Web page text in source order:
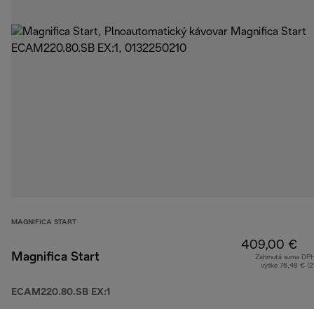
MAGNIFICA START
Magnifica Start
ECAM220.80.SB EX:1
409,00 €
Zahrnutá suma
výške 76,48 €